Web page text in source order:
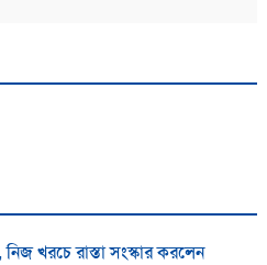
খরচে রাস্তা সংস্কার করলেন